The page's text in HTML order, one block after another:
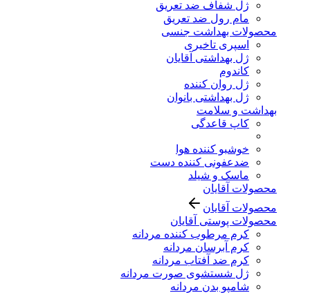
ژل شفاف ضد تعریق
مام رول ضد تعریق
محصولات بهداشت جنسی
اسپری تاخیری
ژل بهداشتی آقایان
کاندوم
ژل روان کننده
ژل بهداشتی بانوان
بهداشت و سلامت
کاپ قاعدگی
خوشبو کننده هوا
ضدعفونی کننده دست
ماسک و شیلد
محصولات آقایان
محصولات آقایان
محصولات پوستی آقایان
کرم مرطوب کننده مردانه
کرم آبرسان مردانه
کرم ضد آفتاب مردانه
ژل شستشوی صورت مردانه
شامپو بدن مردانه